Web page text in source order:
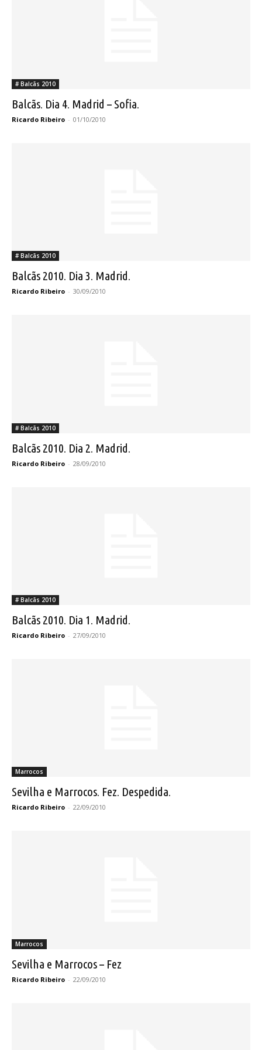
# Balcãs 2010
Balcãs. Dia 4. Madrid – Sofia.
Ricardo Ribeiro - 01/10/2010
# Balcãs 2010
Balcãs 2010. Dia 3. Madrid.
Ricardo Ribeiro - 30/09/2010
# Balcãs 2010
Balcãs 2010. Dia 2. Madrid.
Ricardo Ribeiro - 28/09/2010
# Balcãs 2010
Balcãs 2010. Dia 1. Madrid.
Ricardo Ribeiro - 27/09/2010
Marrocos
Sevilha e Marrocos. Fez. Despedida.
Ricardo Ribeiro - 22/09/2010
Marrocos
Sevilha e Marrocos – Fez
Ricardo Ribeiro - 22/09/2010